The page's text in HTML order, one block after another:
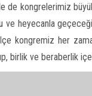
de kongrelerimiz
ve heyecanla
kongremiz her
birlik ve beraberlik